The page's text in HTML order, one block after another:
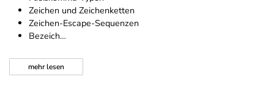
Zeichen und Zeichenketten
Zeichen-Escape-Sequenzen
Bezeich…
mehrlesen